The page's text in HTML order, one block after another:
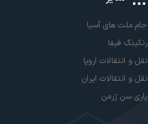
جام ملت های آسیا
رنکینگ فیفا
نقل و انتقالات اروپا
نقل و انتقالات ایران
پاری سن ژرمن